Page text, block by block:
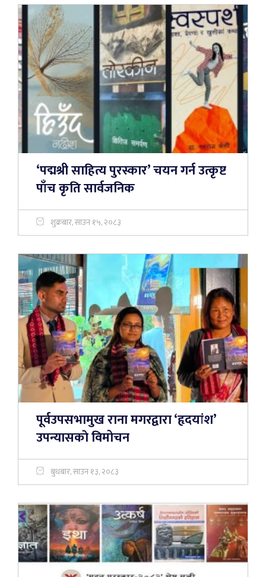
‘पद्मश्री साहित्य पुरस्कार’ चयन गर्न उत्कृष्ट
पाँच कृति सार्वजनिक
शुक्रबार, साउन १५, २०८३
पूर्वउपसभामुख राना मगरद्वारा ‘हृदयांश’
उपन्यासकाे विमोचन
बुधबार, साउन १३, २०८३